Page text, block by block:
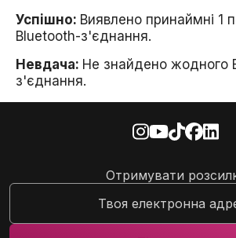
Успішно: Виявлено принаймні 1
Bluetooth-з'єднання.
Невдача: Не знайдено жодного
з'єднання.
Отримувати